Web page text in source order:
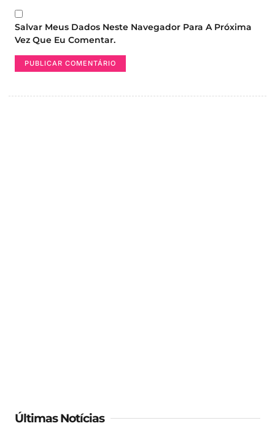
Salvar Meus Dados Neste Navegador Para A Próxima
Vez Que Eu Comentar.
Últimas Notícias